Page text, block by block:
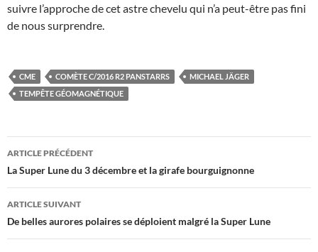
suivre l’approche de cet astre chevelu qui n’a peut-être pas fini
de nous surprendre.
CME COMÈTE C/2016 R2 PANSTARRS
MICHAEL JÄGER
TEMPÊTE GÉOMAGNÉTIQUE
Navigation
des
articles
ARTICLE PRÉCÉDENT
La Super Lune du 3 décembre et la girafe bourguignonne
ARTICLE SUIVANT
De belles aurores polaires se déploient malgré la Super Lune